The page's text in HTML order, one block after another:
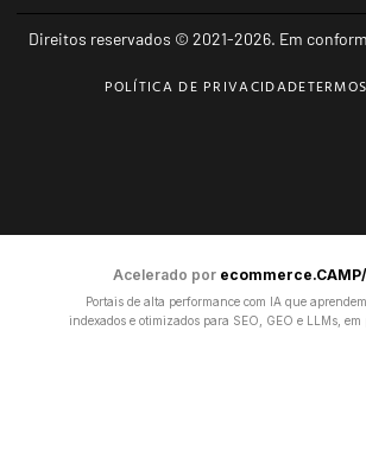
Direitos reservados © 2021-2026. Em
POLÍTICA DE PRIVACIDADE
Acelerado por
Portais de alta performance com IA que
indexados e otimizados para SEO, GEO e LLMs, em